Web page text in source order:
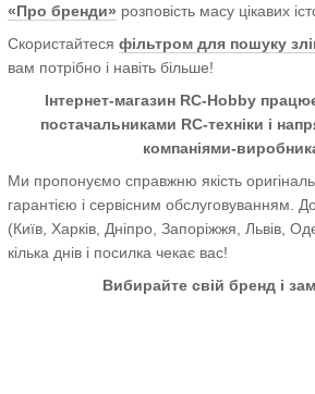
«Про бренди» розповість масу цікавих
Скористайтеся фільтром для пошуку
вам потрібно і навіть більше!
Інтернет-магазин RC-Hobby
постачальниками RC-техніки і
компаніями-
Ми пропонуємо справжню якість
гарантією і сервісним обслуговуванням.
(Київ, Харків, Дніпро, Запоріжжя, Львів,
кілька днів і посилка чекає вас!
Вибирайте свій бренд і